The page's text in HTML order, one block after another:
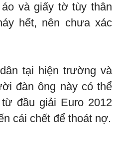
và giấy tờ tùy thân
hết, nên chưa xác
tại hiện trường và
đàn ông này có thể
đầu giải Euro 2012
cái chết để thoát nợ.